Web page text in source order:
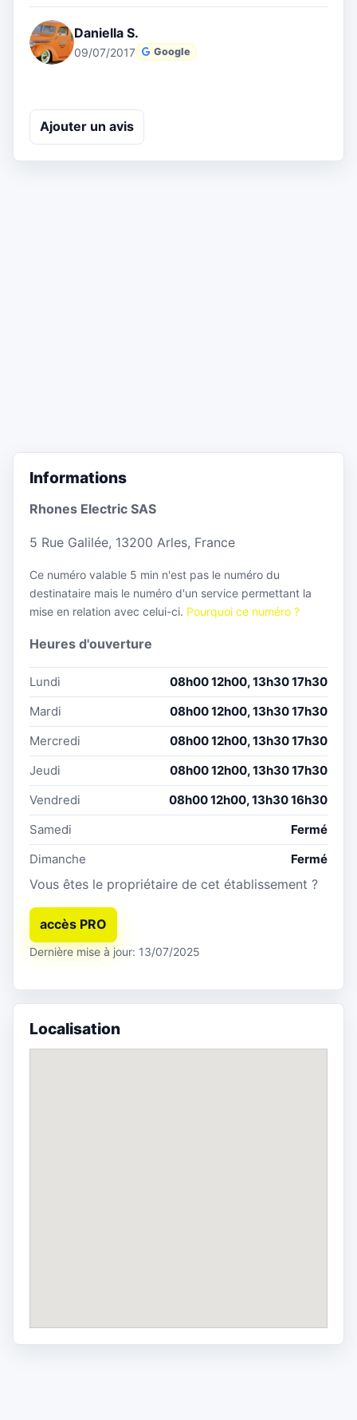
Daniella S.
09/07/2017 Google
Ajouter un avis
Informations
Rhones Electric SAS
5 Rue Galilée, 13200 Arles, France
Ce numéro valable 5 min n'est pas le numéro du
destinataire mais le numéro d'un service permettant la
mise en relation avec celui-ci. Pourquoi ce numéro ?
Heures d'ouverture
Lundi
08h00 12h00, 13h30 17h30
Mardi
08h00 12h00, 13h30 17h30
Mercredi
08h00 12h00, 13h30 17h30
Jeudi
08h00 12h00, 13h30 17h30
Vendredi
08h00 12h00, 13h30 16h30
Samedi
Fermé
Dimanche
Fermé
Vous êtes le propriétaire de cet établissement ?
accès PRO
Dernière mise à jour: 13/07/2025
Localisation